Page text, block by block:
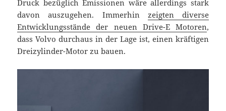
Druck bezüglich Emissionen wäre allerdings stark
davon auszugehen. Immerhin zeigten diverse
Entwicklungsstände der neuen Drive-E Motoren,
dass Volvo durchaus in der Lage ist, einen kräftigen
Dreizylinder-Motor zu bauen.